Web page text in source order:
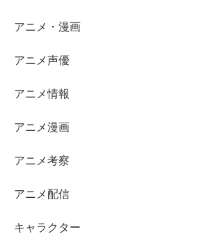
アニメ・漫画
アニメ声優
アニメ情報
アニメ漫画
アニメ考察
アニメ配信
キャラクター